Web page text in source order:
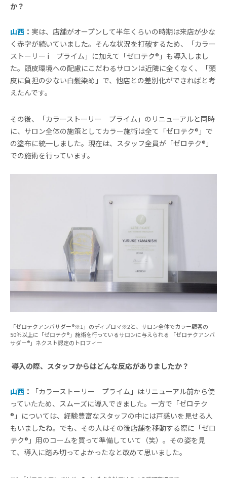
か？
山西 ： 実は、店舗がオープンして半年くらいの時期は来店が少な
く赤字が続いていました。そんな状況を打破するため、「カラー
ストーリー i プライム」に加えて「ゼロテク®」も導入しまし
た。頭皮環境への配慮にこだわるサロンは近隣に全くなく、「頭
皮に負担の少ない白髪染め」で、他店との差別化ができればと考
えたんです。
その後、「カラーストーリー プライム」のリニューアルと同時
に、サロン全体の施策としてカラー施術は全て「ゼロテク®」で
の塗布に統一しました。現在は、スタッフ全員が「ゼロテク®」
での施術を行っています。
「ゼロテクアンバサダー®※1」のディプロマ※2と、サロン全体でカラー顧客の
50％以上に「ゼロテク®」施術を行っているサロンに与えられる 「ゼロテクアンバ
サダー®」ネクスト認定のトロフィー
―― 導入の際、スタッフからはどんな反応がありましたか？
山西 ：
「カラーストーリー プライム」はリニューアル前から使
っていたため、スムーズに導入できました。一方で「ゼロテク
®」については、経験豊富なスタッフの中には戸惑いを見せる人
もいましたね。でも、その人はその後店舗を移動する際に「ゼロ
テク®」用のコームを買って準備していて（笑）。その姿を見
て、導入に踏み切ってよかったなと改めて思いました。